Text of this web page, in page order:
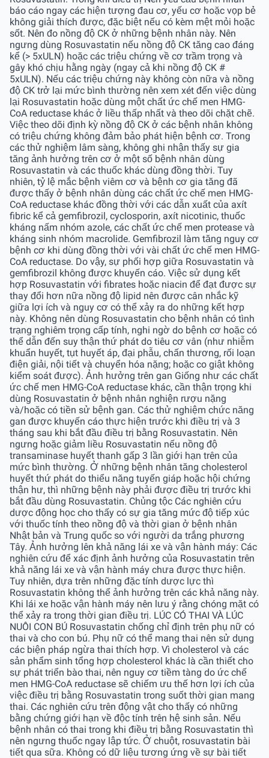
báo cáo ngay các hiện tượng đau cơ, yếu cơ hoặc vọp bẻ
không giải thích được, đặc biệt nếu có kèm mệt mỏi hoặc
sốt. Nên đo nồng độ CK ở những bệnh nhân này. Nên
ngưng dùng Rosuvastatin nếu nồng độ CK tăng cao đáng
kể (> 5xULN) hoặc các triệu chứng về cơ trầm trọng và
gây khó chịu hằng ngày (ngay cả khi nồng độ CK #
5xULN). Nếu các triệu chứng này không còn nữa và nồng
độ CK trở lại mức bình thường nên xem xét đến việc dùng
lại Rosuvastatin hoặc dùng một chất ức chế men HMG-
CoA reductase khác ở liều thấp nhất và theo dõi chặt chẽ.
Việc theo dõi định kỳ nồng độ CK ở các bệnh nhân không
có triệu chứng không đảm bảo phát hiện bệnh cơ. Trong
các thử nghiệm lâm sàng, không ghi nhận thấy sự gia
tăng ảnh hưởng trên cơ ở một số bệnh nhân dùng
Rosuvastatin và các thuốc khác dùng đồng thời. Tuy
nhiên, tỷ lệ mắc bệnh viêm cơ và bệnh cơ gia tăng đã
được thấy ở bệnh nhân dùng các chất ức chế men HMG-
CoA reductase khác đồng thời với các dẫn xuất của axít
fibric kể cả gemfibrozil, cyclosporin, axít nicotinic, thuốc
kháng nấm nhóm azole, các chất ức chế men protease và
kháng sinh nhóm macrolide. Gemfibrozil làm tăng nguy cơ
bệnh cơ khi dùng đồng thời với vài chất ức chế men HMG-
CoA reductase. Do vậy, sự phối hợp giữa Rosuvastatin và
gemfibrozil không được khuyến cáo. Việc sử dụng kết
hợp Rosuvastatin với fibrates hoặc niacin để đạt được sự
thay đổi hơn nữa nồng độ lipid nên được cân nhắc kỹ
giữa lợi ích và nguy cơ có thể xảy ra do những kết hợp
này. Không nên dùng Rosuvastatin cho bệnh nhân có tình
trạng nghiêm trọng cấp tính, nghi ngờ do bệnh cơ hoặc có
thể dẫn đến suy thận thứ phát do tiêu cơ vân (như nhiễm
khuẩn huyết, tụt huyết áp, đại phẫu, chấn thương, rối loạn
điện giải, nội tiết và chuyển hóa nặng; hoặc co giật không
kiểm soát được). Ảnh hưởng trên gan Giống như các chất
ức chế men HMG-CoA reductase khác, cần thận trọng khi
dùng Rosuvastatin ở bệnh nhân nghiện rượu nặng
và/hoặc có tiền sử bệnh gan. Các thử nghiệm chức năng
gan được khuyến cáo thực hiện trước khi điều trị và 3
tháng sau khi bắt đầu điều trị bằng Rosuvastatin. Nên
ngưng hoặc giảm liều Rosuvastatin nếu nồng độ
transaminase huyết thanh gấp 3 lần giới hạn trên của
mức bình thường. Ở những bệnh nhân tăng cholesterol
huyết thứ phát do thiểu năng tuyến giáp hoặc hội chứng
thận hư, thì những bệnh này phải được điều trị trước khi
bắt đầu dùng Rosuvastatin. Chủng tộc Các nghiên cứu
dược động học cho thấy có sự gia tăng mức độ tiếp xúc
với thuốc tính theo nồng độ và thời gian ở bệnh nhân
Nhật bản và Trung quốc so với người da trắng phương
Tây. Ảnh hưởng lên khả năng lái xe và vận hành máy: Các
nghiên cứu để xác định ảnh hưởng của Rosuvastatin trên
khả năng lái xe và vận hành máy chưa được thực hiện.
Tuy nhiên, dựa trên những đặc tính dược lực thì
Rosuvastatin không thể ảnh hưởng trên các khả năng này.
Khi lái xe hoặc vận hành máy nên lưu ý rằng chóng mặt có
thể xảy ra trong thời gian điều trị. LÚC CÓ THAI VÀ LÚC
NUÔI CON BÚ Rosuvastatin chống chỉ định trên phụ nữ có
thai và cho con bú. Phụ nữ có thể mang thai nên sử dụng
các biện pháp ngừa thai thích hợp. Vì cholesterol và các
sản phẩm sinh tổng hợp cholesterol khác là cần thiết cho
sự phát triển bào thai, nên nguy cơ tiềm tàng do ức chế
men HMG-CoA reductase sẽ chiếm ưu thế hơn lợi ích của
việc điều trị bằng Rosuvastatin trong suốt thời gian mang
thai. Các nghiên cứu trên động vật cho thấy có những
bằng chứng giới hạn về độc tính trên hệ sinh sản. Nếu
bệnh nhân có thai trong khi điều trị bằng Rosuvastatin thì
nên ngưng thuốc ngay lập tức. Ở chuột, rosuvastatin bài
tiết qua sữa. Không có dữ liệu tương ứng về sự bài tiết